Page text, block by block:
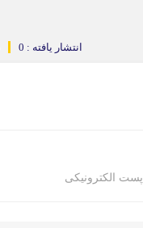
انتشار یافته : 0
پست الکترونیکی